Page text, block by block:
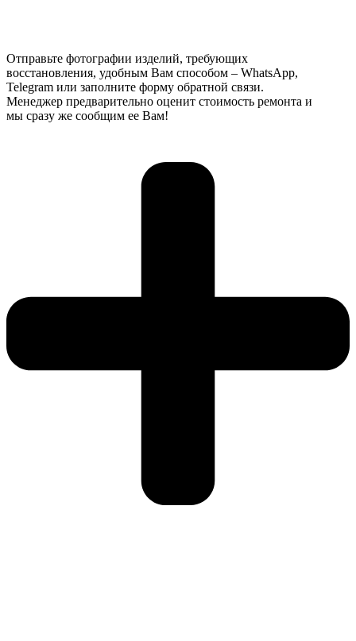
Отправьте фотографии изделий, требующих
восстановления, удобным Вам способом – WhatsApp,
Telegram или заполните форму обратной связи.
Менеджер предварительно оценит стоимость ремонта и
мы сразу же сообщим ее Вам!